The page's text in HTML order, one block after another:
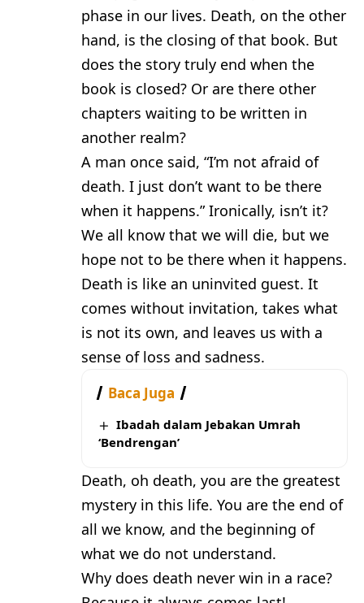
phase in our lives. Death, on the other
hand, is the closing of that book. But
does the story truly end when the
book is closed? Or are there other
chapters waiting to be written in
another realm?
A man once said, “I’m not afraid of
death. I just don’t want to be there
when it happens.” Ironically, isn’t it?
We all know that we will die, but we
hope not to be there when it happens.
Death is like an uninvited guest. It
comes without invitation, takes what
is not its own, and leaves us with a
sense of loss and sadness.
Baca Juga
Ibadah dalam Jebakan Umrah
‘Bendrengan’
Death, oh death, you are the greatest
mystery in this life. You are the end of
all we know, and the beginning of
what we do not understand.
Why does death never win in a race?